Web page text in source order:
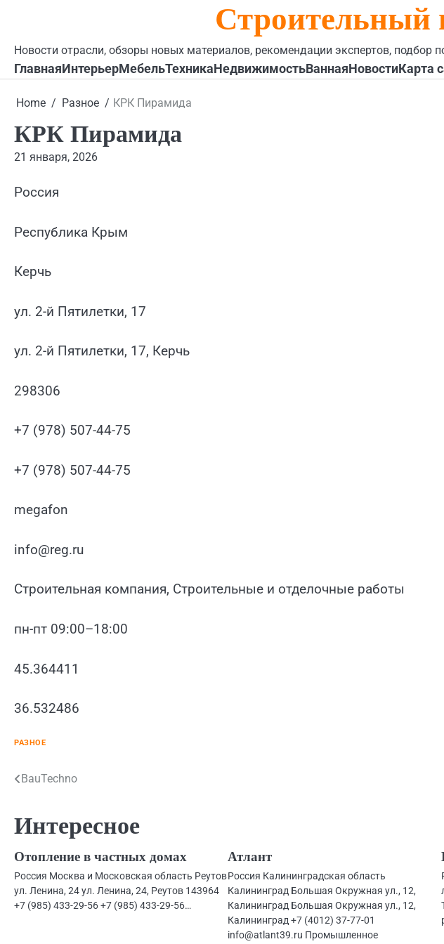
Строительный
Новости отрасли, обзоры новых материалов, рекомендации экспертов, подбор
ГлавнаяИнтерьерМебельТехникаНедвижимостьВаннаяНовостиКарта
Home Разное КРК Пирамида
КРК Пирамида
21 января, 2026
Россия
Республика Крым
Керчь
ул. 2-й Пятилетки, 17
ул. 2-й Пятилетки, 17, Керчь
298306
+7 (978) 507-44-75
+7 (978) 507-44-75
megafon
info@reg.ru
Строительная компания, Строительные и отделочные работы
пн-пт 09:00–18:00
45.364411
36.532486
РАЗНОЕ
Навигация
записям
BauTechno
Интересное
Отопление в частных домах
Россия Москва и Московская область Реутов
ул. Ленина, 24 ул. Ленина, 24, Реутов 143964
+7 (985) 433-29-56 +7 (985) 433-29-56…
Атлант
Россия Калининградская область
Калининград Большая Окружная ул., 12,
Калининград Большая Окружная ул., 12,
Калининград +7 (4012) 37-77-01
info@atlant39.ru Промышленное